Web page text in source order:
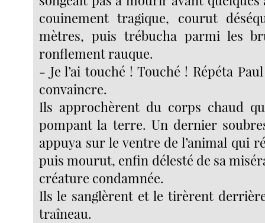
couinement tragique, courut
mètres, puis trébucha parmi les
ronflement rauque.
- Je l’ai touché ! Touché ! Répéta
convaincre.
Ils approchèrent du corps chaud
pompant la terre. Un dernier
appuya sur le ventre de l’animal qui
puis mourut, enfin délesté de sa
créature condamnée.
Ils le sanglèrent et le tirèrent
traîneau.